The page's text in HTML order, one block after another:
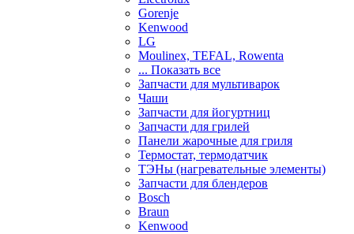
Gorenje
Kenwood
LG
Moulinex, TEFAL, Rowenta
... Показать все
Запчасти для мультиварок
Чаши
Запчасти для йогуртниц
Запчасти для грилей
Панели жарочные для гриля
Термостат, термодатчик
ТЭНы (нагревательные элементы)
Запчасти для блендеров
Bosch
Braun
Kenwood